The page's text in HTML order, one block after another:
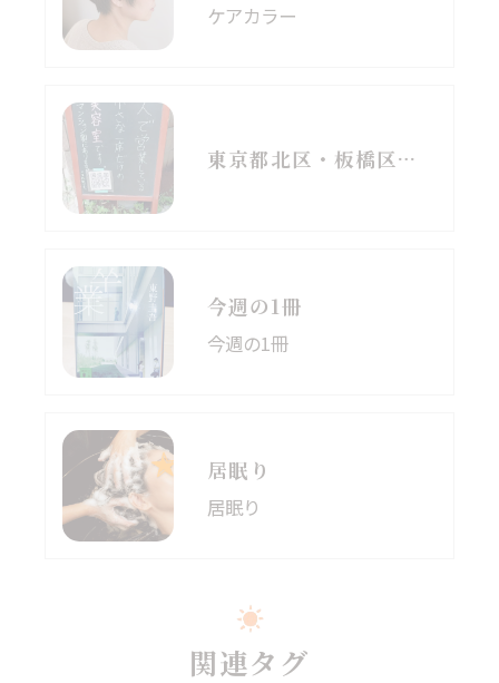
ケアカラー
東京都北区・板橋区でヘアマニキュアをお探しの方へ｜頭皮がしみる方のための白髪染めという選択肢
今週の1冊
今週の1冊
居眠り
居眠り
関連タグ